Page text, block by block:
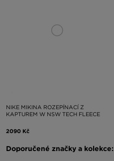
NIKE MIKINA ROZEPÍNACÍ Z
KAPTUREM W NSW TECH FLEECE
2090 Kč
Doporučené značky a kolekce: